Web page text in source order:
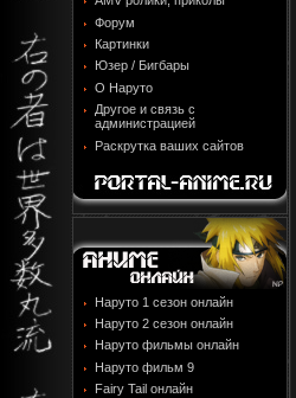
Форум
Картинки
Юзер / Бигбары
О Наруто
Другое и связь с
администрацией
Раскрутка ваших сайтов
Наруто 1 сезон онлайн
Наруто 2 сезон онлайн
Наруто фильмы онлайн
Наруто фильм 9
Fairy Tail онлайн